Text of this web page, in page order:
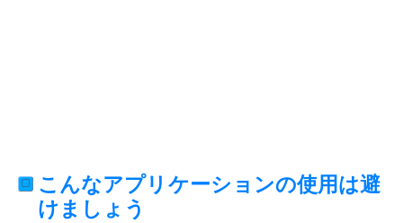
こんなアプリケーションの使用は避
けましょう